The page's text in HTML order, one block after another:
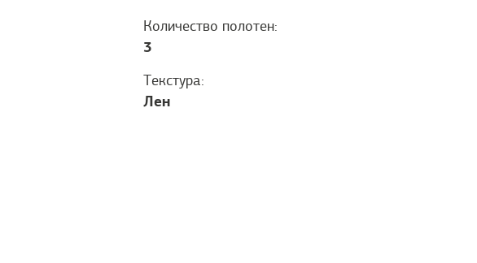
Количество полотен:
3
Текстура:
Лен